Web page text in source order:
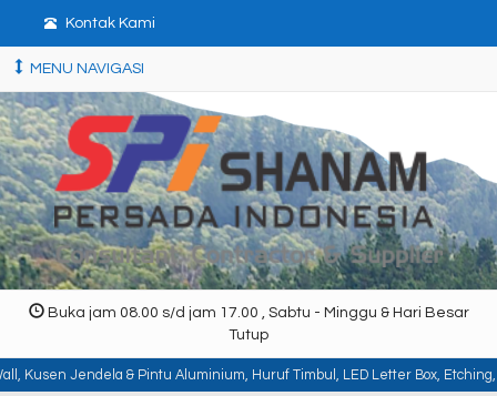
Kontak Kami
MENU NAVIGASI
Buka jam 08.00 s/d jam 17.00 , Sabtu - Minggu & Hari Besar
Tutup
Jendela & Pintu Aluminium, Huruf Timbul, LED Letter Box, Etching,